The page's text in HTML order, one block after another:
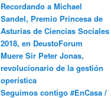
Recordando a Michael
Sandel, Premio Princesa de
Asturias de Ciencias Sociales
2018, en DeustoForum
Muere Sir Peter Jonas,
revolucionario de la gestión
operística
Seguimos contigo #EnCasa /